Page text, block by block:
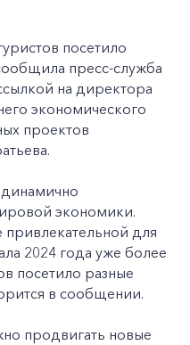
посетило
пресс-служба
на директора
экономического
проектов
экономики.
привлекательной для
2024 года уже более
посетило разные
в сообщении.
продвигать новые